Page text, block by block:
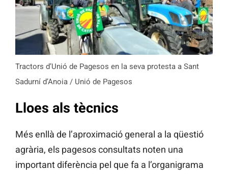
Tractors d’Unió de Pagesos en la seva protesta a Sant
Sadurní d’Anoia / Unió de Pagesos
Lloes als tècnics
Més enllà de l’aproximació general a la qüestió
agrària, els pagesos consultats noten una
important diferència pel que fa a l’organigrama